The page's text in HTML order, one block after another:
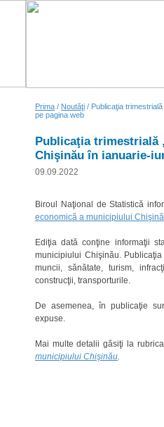
Prima / Noutăţi / Publicaţia
pe pagina web
Publicaţia trimestrială
Chişinău în ianuarie-
09.09.2022
Biroul Naţional de Statistică
economică a municipiului
Ediţia dată conţine informaţii
municipiului Chişinău.
muncii, sănătate, turism,
construcţii, transporturile.
De asemenea, în publicaţie
expuse.
Mai multe detalii găsiţi la
municipiului Chişinău.